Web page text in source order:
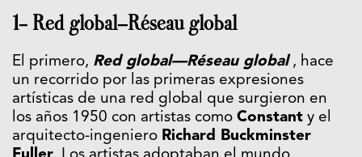
1- Red global—Réseau global
El primero, Red global—Réseau global, hace
un recorrido por las primeras expresiones
artísticas de una red global que surgieron en
los años 1950 con artistas como Constant y el
arquitecto-ingeniero Richard Buckminster